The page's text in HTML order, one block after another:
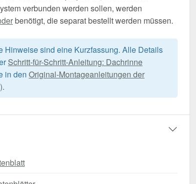
verbunden werden sollen, werden
benötigt, die separat bestellt werden müssen.
Hinweise sind eine Kurzfassung. Alle Details
Schritt-für-Schritt-Anleitung: Dachrinne
in den Original-Montageanleitungen der
.